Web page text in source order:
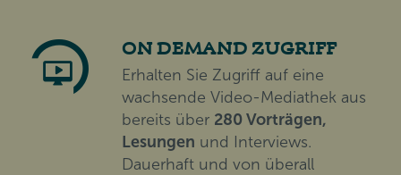
ON DEMAND ZUGRIFF
Erhalten Sie Zugriff auf eine
wachsende Video-Mediathek aus
bereits über 280 Vorträgen,
Lesungen und Interviews.
Dauerhaft und von überall